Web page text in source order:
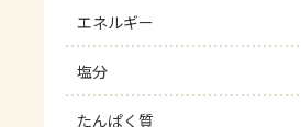
エネルギー
塩分
たんぱく質